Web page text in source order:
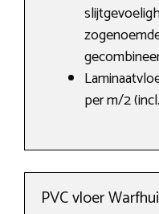
per m/2
PVC vloer